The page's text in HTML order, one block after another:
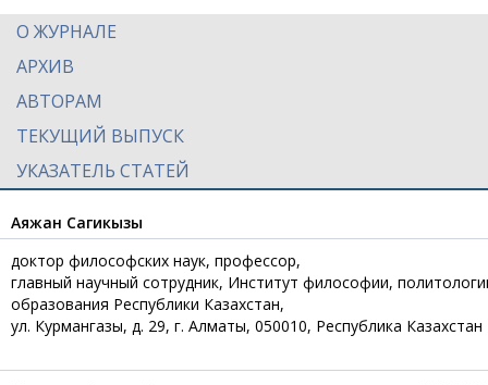
О ЖУРНАЛЕ
АРХИВ
АВТОРАМ
ТЕКУЩИЙ ВЫПУСК
УКАЗАТЕЛЬ СТАТЕЙ
Аяжан Сагикызы
доктор философских наук, профессор,
главный научный сотрудник, Институт философии,
образования Республики Казахстан,
ул. Курмангазы, д. 29, г. Алматы, 050010, Республика Казахстан